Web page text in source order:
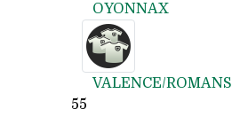
OYONNAX
VALENCE/ROMANS
55